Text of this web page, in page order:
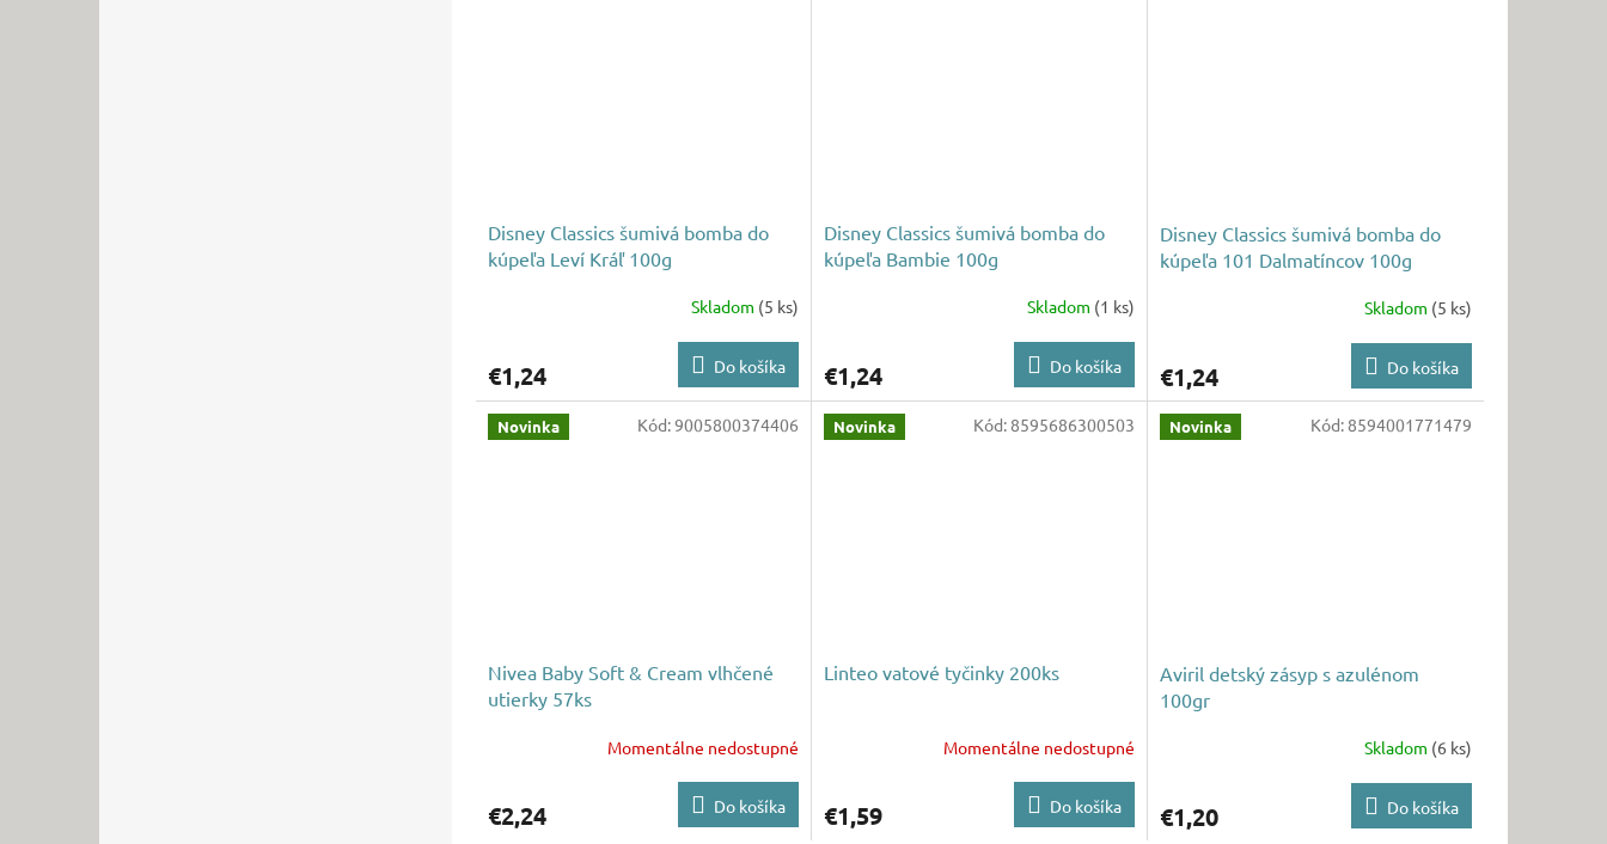
Disney Classics šumivá bomba do
kúpeľa Leví Kráľ 100g
Skladom (5 ks)
€1,24 Do košíka
Disney Classics šumivá bomba do
kúpeľa Bambie 100g
Skladom (1 ks)
€1,24 Do košíka
Disney Classics šumivá bomba do
kúpeľa 101 Dalmatíncov 100g
Skladom (5 ks)
€1,24 Do košíka
Novinka
Nivea Baby Soft & Cream vlhčené
utierky 57ks
Momentálne nedostupné
€2,24 Do košíka
Kód:9005800374406 Novinka
Linteo vatové tyčinky 200ks
Momentálne nedostupné
€1,59 Do košíka
Kód:8595686300503 Novinka
Aviril detský zásyp s azulénom
100gr
Skladom (6 ks)
€1,20 Do košíka
Kód:8594001771479